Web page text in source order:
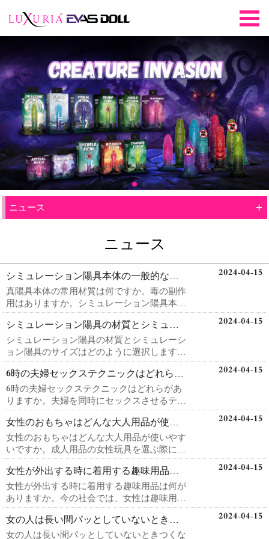
ニュース +
ニュース
真陽具本体の常用材質は何ですか。毒の副作
用はありますか。シミュレーション陽具本体
材料の常...
2024-04-15
シミュレーション陽具の材質とシミュレーシ
ョン陽具のサイズはどのように選択します
か？女性が...
2024-04-15
6時の夫婦セックステクニックはどれらがあ
りますか。夫婦を同時にセックスさせるテク
ニックは...
2024-04-15
女性のおもちゃはどんな大人用品が使いやす
いですか。成人用品の女性玩具を選ぶ際に
は、ブラン...
2024-04-15
女性が外出する時に着用する趣味用品は何が
ありますか。今の社会では、女性は趣味用品
を身につ...
2024-04-15
女の人は長い間パッとしていないときつくな
2024-04-15